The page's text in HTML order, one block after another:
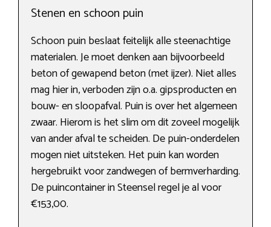
Stenen en schoon puin
Schoon puin beslaat feitelijk alle steenachtige
materialen. Je moet denken aan bijvoorbeeld
beton of gewapend beton (met ijzer). Niet alles
mag hier in, verboden zijn o.a. gipsproducten en
bouw- en sloopafval. Puin is over het algemeen
zwaar. Hierom is het slim om dit zoveel mogelijk
van ander afval te scheiden. De puin-onderdelen
mogen niet uitsteken. Het puin kan worden
hergebruikt voor zandwegen of bermverharding.
De puincontainer in Steensel regel je al voor
€153,00.